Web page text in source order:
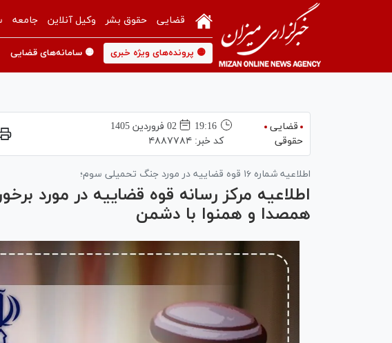
قضایی حقوق بشر وکیل آنلاین جامعه
🟡 پرونده‌های ویژه خبری 🟡 سامانه‌های قضایی
قضایی
حقوقی
19:16
02 فروردين 1405
کد خبر:۴۸۸۷۷۸۴
اطلاعیه شماره ۱۶ قوه قضاییه در مورد جنگ تحمیلی سوم؛
اطلاعیه مرکز رسانه قوه قضاییه در مورد
همصدا و همنوا با دشمن